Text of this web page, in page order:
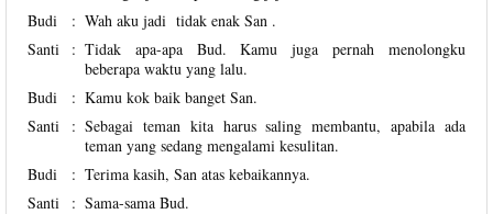
Budi
: Wah aku jadi tidak enak San .
Santi
: Tidak apa-apa Bud. Kamu juga pernah menolongku
beberapa waktu yang lalu.
Budi
: Kamu kok baik banget San.
Santi
: Sebagai teman kita harus saling membantu, apabila ada
teman yang sedang mengalami kesulitan.
Budi
: Terima kasih, San atas kebaikannya.
Santi
: Sama-sama Bud.